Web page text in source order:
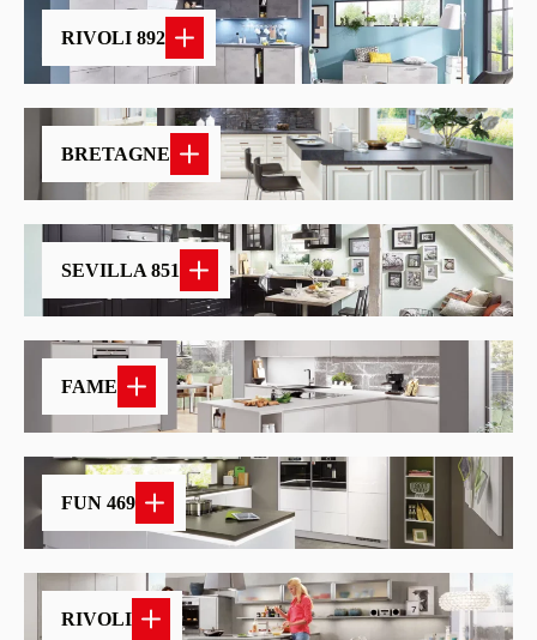
RIVOLI 892
BRETAGNE
SEVILLA 851
FAME
FUN 469
RIVOLI